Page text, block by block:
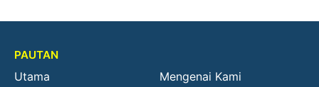
PAUTAN
Utama
Mengenai Kami